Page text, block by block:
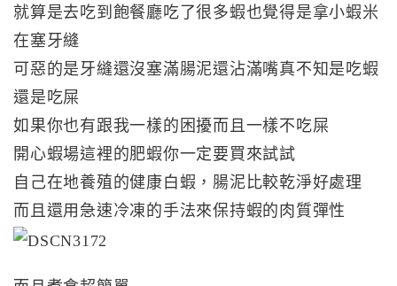
就算是去吃到飽餐廳吃了很多蝦也覺得是拿小蝦米
在塞牙縫
可惡的是牙縫還沒塞滿腸泥還沾滿嘴真不知是吃蝦
還是吃屎
如果你也有跟我一樣的困擾而且一樣不吃屎
開心蝦場這裡的肥蝦你一定要買來試試
自己在地養殖的健康白蝦，腸泥比較乾淨好處理
而且還用急速冷凍的手法來保持蝦的肉質彈性